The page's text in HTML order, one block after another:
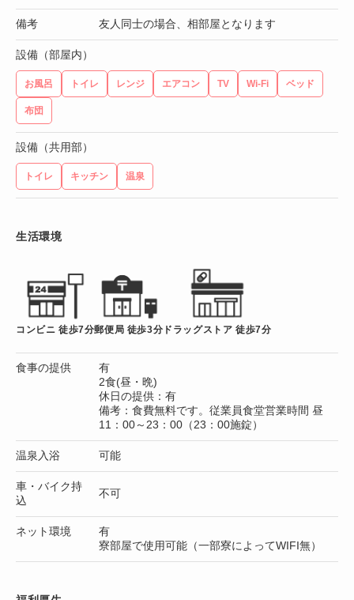
備考 友人同士の場合、相部屋となります
設備（部屋内）
お風呂 トイレ レンジ エアコン TV Wi-Fi ベッド
布団
設備（共用部）
トイレ キッチン 温泉
生活環境
コンビニ 徒歩7分郵便局 徒歩3分 ドラッグストア 徒歩7分
食事の提供
有
2食(昼・晩)
休日の提供：有
備考：食費無料です。従業員食堂営業時間 昼
11：00～23：00（23：00施錠）
温泉入浴 可能
車・バイク持
込
不可
ネット環境
有
寮部屋で使用可能（一部寮によってWIFI無）